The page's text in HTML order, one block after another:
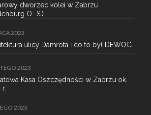
dworzec kolei w Zabrzu
O.-S.)
2023
ulicy Damrota i co to był DEWOG.
2023
Kasa Oszczędności w Zabrzu ok.
r.
2023